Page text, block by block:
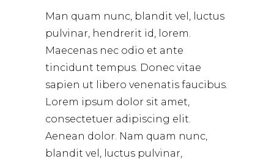
Man quam nunc, blandit vel, luctus
pulvinar, hendrerit id, lorem.
Maecenas nec odio et ante
tincidunt tempus. Donec vitae
sapien ut libero venenatis faucibus.
Lorem ipsum dolor sit amet,
consectetuer adipiscing elit.
Aenean dolor. Nam quam nunc,
blandit vel, luctus pulvinar,